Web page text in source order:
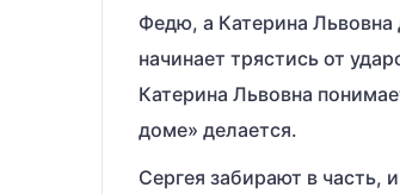
Федю, а Катерина
начинает трястись от
Катерина Львовна
доме» делается.
Сергея забирают в часть,